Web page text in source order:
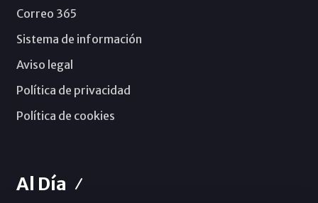
Correo 365
Sistema de información
Aviso legal
Política de privacidad
Política de cookies
Al Día